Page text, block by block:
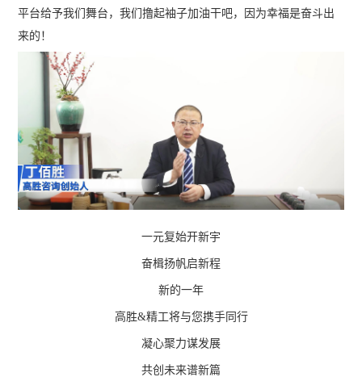
平台给予我们舞台，我们撸起袖子加油干吧，因为幸福是奋斗出
来的！
一元复始开新宇
奋楫扬帆启新程
新的一年
高胜&精工将与您携手同行
凝心聚力谋发展
共创未来谱新篇